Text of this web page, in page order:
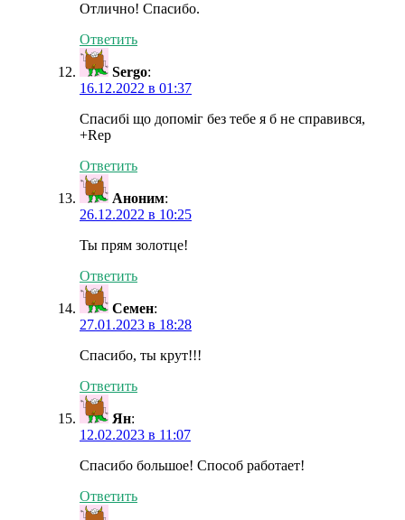
Отлично! Спасибо.
Ответить
Sergo:
16.12.2022 в 01:37
Спасибі що допоміг без тебе я б не справився,
+Rep
Ответить
Аноним:
26.12.2022 в 10:25
Ты прям золотце!
Ответить
Семен:
27.01.2023 в 18:28
Спасибо, ты крут!!!
Ответить
Ян:
12.02.2023 в 11:07
Спасибо большое! Способ работает!
Ответить